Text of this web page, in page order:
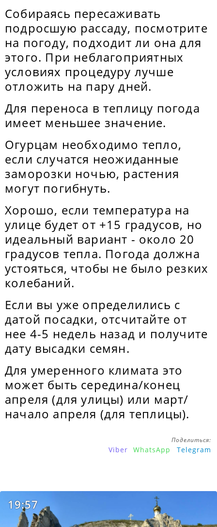
Собираясь пересаживать
подросшую рассаду, посмотрите
на погоду, подходит ли она для
этого. При неблагоприятных
условиях процедуру лучше
отложить на пару дней.
Для переноса в теплицу погода
имеет меньшее значение.
Огурцам необходимо тепло,
если случатся неожиданные
заморозки ночью, растения
могут погибнуть.
Хорошо, если температура на
улице будет от +15 градусов, но
идеальный вариант - около 20
градусов тепла. Погода должна
устояться, чтобы не было резких
колебаний.
Если вы уже определились с
датой посадки, отсчитайте от
нее 4-5 недель назад и получите
дату высадки семян.
Для умеренного климата это
может быть середина/конец
апреля (для улицы) или март/
начало апреля (для теплицы).
Поделиться:
Viber WhatsApp Telegram
19:57